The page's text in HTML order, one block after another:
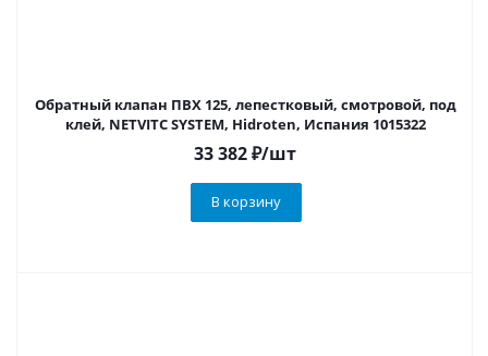
Обратный клапан ПВХ 125, лепестковый, смотровой, под
клей, NETVITC SYSTEM, Hidroten, Испания 1015322
33 382₽/шт
В корзину